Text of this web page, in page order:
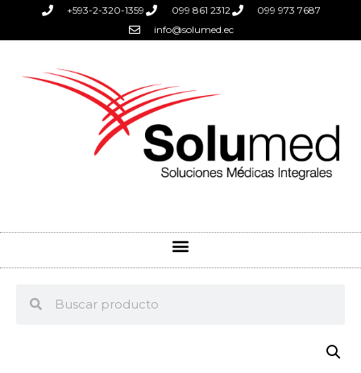
+593-2-320-1359 099 861 2312
099 973 7687
info@solumed.ec